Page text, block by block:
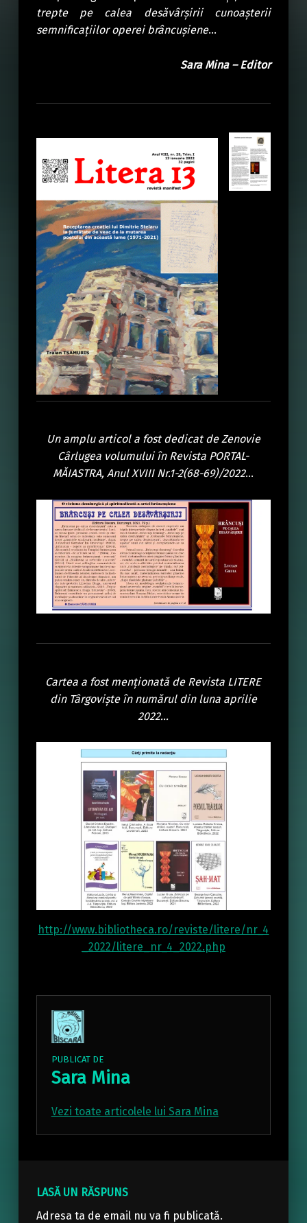
trepte pe calea desăvârșirii cunoașterii
semnificațiilor operei brâncușiene…
Sara Mina – Editor
Un amplu articol a fost dedicat de Zenovie
Cârlugea volumului în Revista PORTAL-
MĂIASTRA, Anul XVIII Nr.1-2(68-69)/2022…
Cartea a fost menționată de Revista LITERE
din Târgoviște în numărul din luna aprilie
2022…
http://www.bibliotheca.ro/reviste/litere/nr_4
_2022/litere_nr_4_2022.php
PUBLICAT DE
Sara Mina
Vezi toate articolele lui Sara Mina
Skip back to main navigation
LASĂ UN RĂSPUNS
Adresa ta de email nu va fi publicată.